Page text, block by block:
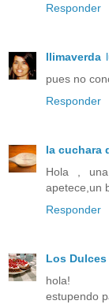
Responder
llimaverda
pues no
Responder
la cuchara
Hola ,
apetece,un
Responder
Los
hola!
estupendo